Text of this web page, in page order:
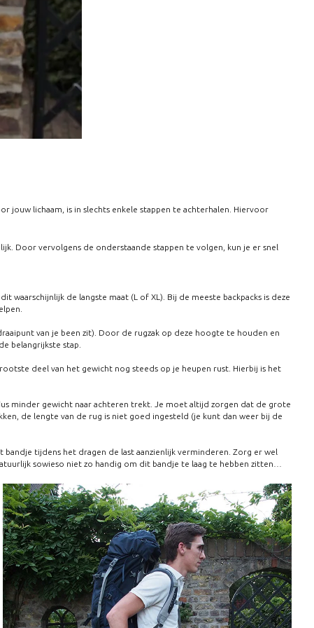
jouw lichaam, is in slechts enkele stappen te achterhalen. Hiervoor
Door vervolgens de onderstaande stappen te volgen, kun je er snel
waarschijnlijk de langste maat (L of XL). Bij de meeste backpacks is deze
van je been zit). Door de rugzak op deze hoogte te houden en
belangrijkste stap.
deel van het gewicht nog steeds op je heupen rust. Hierbij is het
minder gewicht naar achteren trekt. Je moet altijd zorgen dat de grote
de lengte van de rug is niet goed ingesteld (je kunt dan weer bij de
tijdens het dragen de last aanzienlijk verminderen. Zorg er wel
sowieso niet zo handig om dit bandje te laag te hebben zitten…